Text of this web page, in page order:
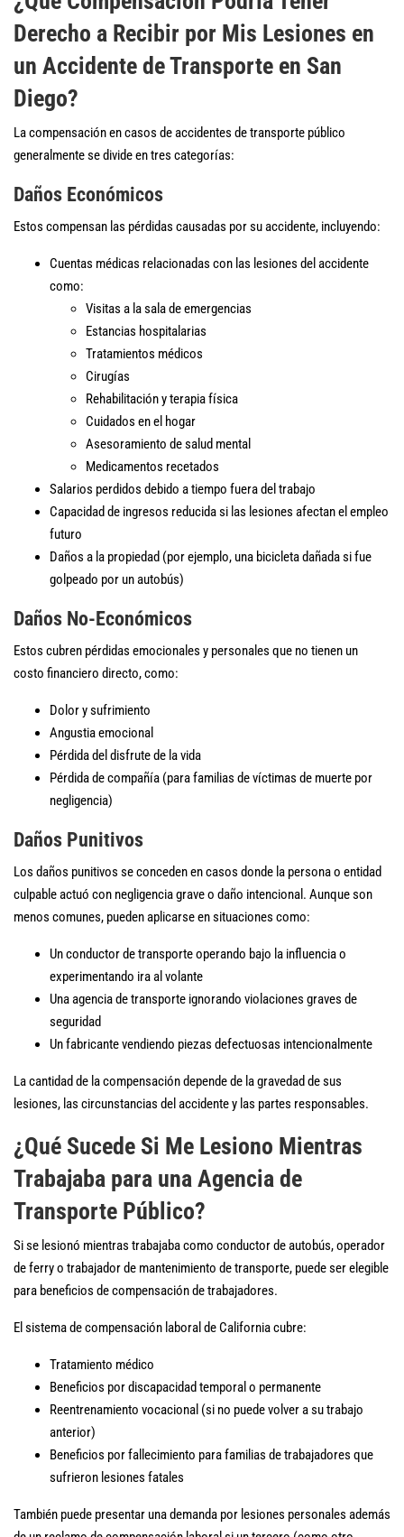
Derecho a Recibir por Mis Lesiones en
un Accidente de Transporte en San
Diego?
La compensación en casos de accidentes de transporte público
generalmente se divide en tres categorías:
Daños Económicos
Estos compensan las pérdidas causadas por su accidente, incluyendo:
Cuentas médicas relacionadas con las lesiones del accidente
como:
Visitas a la sala de emergencias
Estancias hospitalarias
Tratamientos médicos
Cirugías
Rehabilitación y terapia física
Cuidados en el hogar
Asesoramiento de salud mental
Medicamentos recetados
Salarios perdidos debido a tiempo fuera del trabajo
Capacidad de ingresos reducida si las lesiones afectan el empleo
futuro
Daños a la propiedad (por ejemplo, una bicicleta dañada si fue
golpeado por un autobús)
Daños No-Económicos
Estos cubren pérdidas emocionales y personales que no tienen un
costo financiero directo, como:
Dolor y sufrimiento
Angustia emocional
Pérdida del disfrute de la vida
Pérdida de compañía (para familias de víctimas de muerte por
negligencia)
Daños Punitivos
Los daños punitivos se conceden en casos donde la persona o entidad
culpable actuó con negligencia grave o daño intencional. Aunque son
menos comunes, pueden aplicarse en situaciones como:
Un conductor de transporte operando bajo la influencia o
experimentando ira al volante
Una agencia de transporte ignorando violaciones graves de
seguridad
Un fabricante vendiendo piezas defectuosas intencionalmente
La cantidad de la compensación depende de la gravedad de sus
lesiones, las circunstancias del accidente y las partes responsables.
¿Qué Sucede Si Me Lesiono Mientras
Trabajaba para una Agencia de
Transporte Público?
Si se lesionó mientras trabajaba como conductor de autobús, operador
de ferry o trabajador de mantenimiento de transporte, puede ser elegible
para beneficios de compensación de trabajadores.
El sistema de compensación laboral de California cubre:
Tratamiento médico
Beneficios por discapacidad temporal o permanente
Reentrenamiento vocacional (si no puede volver a su trabajo
anterior)
Beneficios por fallecimiento para familias de trabajadores que
sufrieron lesiones fatales
También puede presentar una demanda por lesiones personales además